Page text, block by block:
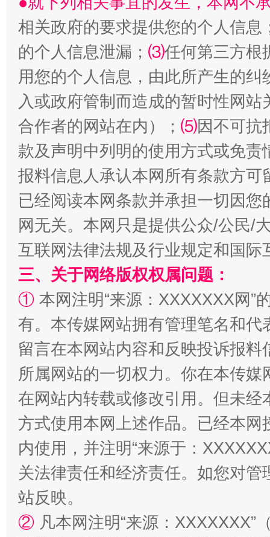
站台名比不上好声名
漫山遍野的桃花与雪山、麦地、白藏房 除
相关政府的要求提供您的个人信息
的个人信息泄漏； ⑶任何第三方根
用您的个人信息，由此所产生的纠
入或政府管制而造成的暂时性网
合作者的网站在内）； ⑸因不可抗
款及声明中列明的使用方式或免责
报料信息人承认本网所有条款方
已经阅读本网条款并承担一切因
网无关。本网只是提供公众/公民/
互联网法律法规及行业规定和国
三、关于网络版权权属问题：
① 本网注明“来源：XXXXXXX网”
有。本传媒网站拥有管理笔名和
留言在本网站内容和反映投诉报
所属网站的一切权力。你在本传
在网站内转载或修改引用。但未
方式使用本网上述作品。已经本
内使用，并注明“来源于：
关法律责任和经济责任。如您对
站反映。
② 凡本网注明“来源：